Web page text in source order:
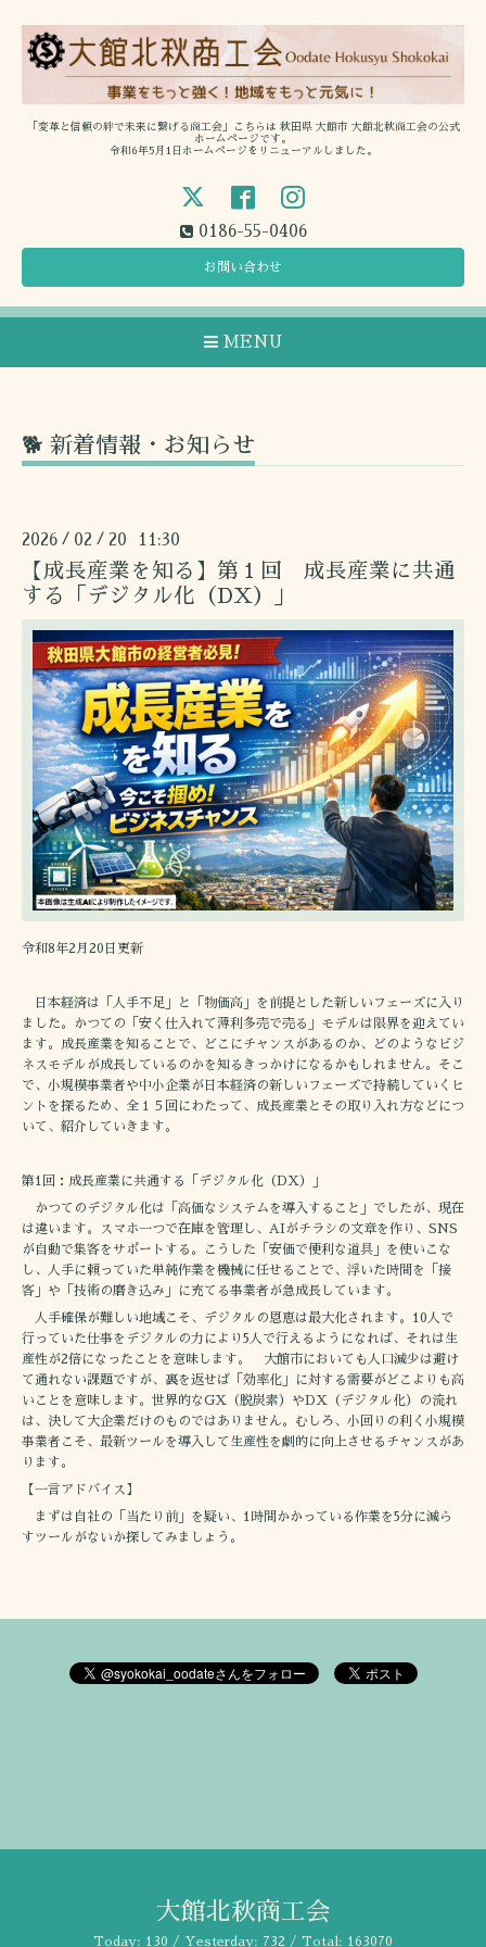
「変革と信頼の絆で未来に繋げる商工会」こちらは 秋田県 大館市 大館北秋商工会の公式
ホームページです。
令和6年5月1日ホームページをリニューアルしました。
0186-55-0406
お問い合わせ
MENU
🐕 新着情報・お知らせ
2026 / 02 / 20 11:30
【成長産業を知る】第１回 成長産業に共通
する「デジタル化（DX）」
令和8年2月20日更新
日本経済は「人手不足」と「物価高」を前提とした新しいフェーズに入り
ました。かつての「安く仕入れて薄利多売で売る」モデルは限界を迎えてい
ます。成長産業を知ることで、どこにチャンスがあるのか、どのようなビジ
ネスモデルが成長しているのかを知るきっかけになるかもしれません。そこ
で、小規模事業者や中小企業が日本経済の新しいフェーズで持続していくヒ
ントを探るため、全１５回にわたって、成長産業とその取り入れ方などにつ
いて、紹介していきます。
第1回：成長産業に共通する「デジタル化（DX）」
かつてのデジタル化は「高価なシステムを導入すること」でしたが、現在
は違います。スマホ一つで在庫を管理し、AIがチラシの文章を作り、SNS
が自動で集客をサポートする。こうした「安価で便利な道具」を使いこな
し、人手に頼っていた単純作業を機械に任せることで、浮いた時間を「接
客」や「技術の磨き込み」に充てる事業者が急成長しています。
人手確保が難しい地域こそ、デジタルの恩恵は最大化されます。10人で
行っていた仕事をデジタルの力により5人で行えるようになれば、それは生
産性が2倍になったことを意味します。 大館市においても人口減少は避け
て通れない課題ですが、裏を返せば「効率化」に対する需要がどこよりも高
いことを意味します。世界的なGX（脱炭素）やDX（デジタル化）の流れ
は、決して大企業だけのものではありません。むしろ、小回りの利く小規模
事業者こそ、最新ツールを導入して生産性を劇的に向上させるチャンスがあ
ります。
【一言アドバイス】
まずは自社の「当たり前」を疑い、1時間かかっている作業を5分に減ら
すツールがないか探してみましょう。
大館北秋商工会
Today: 130 / Yesterday: 732 / Total: 163070